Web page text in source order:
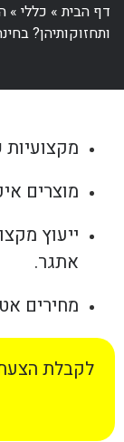
דף הבית» כללי»
ותחזוקותיהן?
מקצועיות
מוצרים
ייעוץ
אתגר.
מחירים
לקבלת